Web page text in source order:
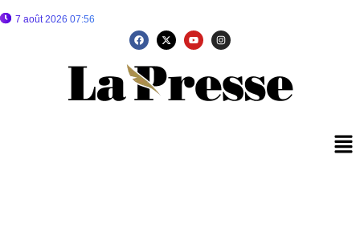
7 août 2026 07:56